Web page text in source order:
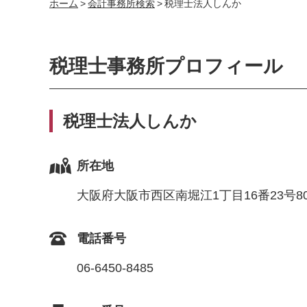
ホーム >会計事務所検索>税理士法人しんか
税理士事務所プロフィール
税理士法人しんか
所在地
大阪府大阪市西区南堀江1丁目16番23号
電話番号
06-6450-8485